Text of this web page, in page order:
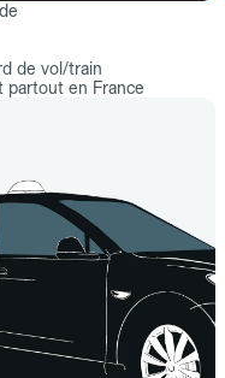
de vol/train
partout en France